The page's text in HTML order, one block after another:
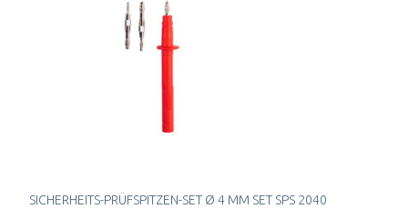
SICHERHEITS-PRÜFSPITZEN-SET Ø 4 MM SET SPS 2040